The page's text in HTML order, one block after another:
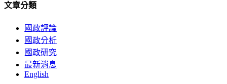
文章分類
國政評論
國政分析
國政研究
最新消息
English